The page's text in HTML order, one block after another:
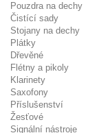
Pouzdra na dechy
Čistící sady
Stojany na dechy
Plátky
Dřevěné
Flétny a pikoly
Klarinety
Saxofony
Příslušenství
Žesťové
Signální nástroje